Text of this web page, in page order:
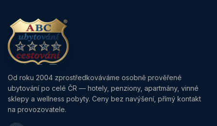
Od roku 2004 zprostředkováváme osobně prověřené
ubytování po celé ČR — hotely, penziony, apartmány, vinné
sklepy a wellness pobyty. Ceny bez navýšení, přímý kontakt
na provozovatele.